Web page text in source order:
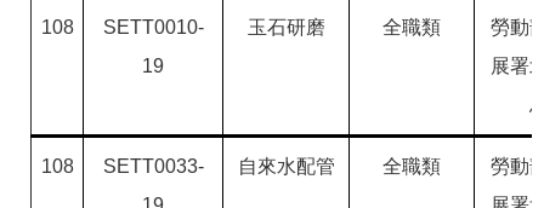
108
SETT0010-
19
玉石研磨 全職類
勞動
展署
108
SETT0033-
自來水配管 全職類
勞動